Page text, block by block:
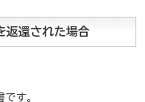
返還された場合
す。